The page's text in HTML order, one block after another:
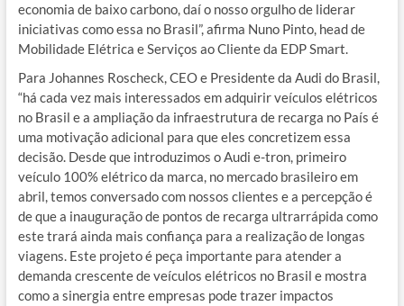
economia de baixo carbono, daí o nosso orgulho de liderar
iniciativas como essa no Brasil”, afirma Nuno Pinto, head de
Mobilidade Elétrica e Serviços ao Cliente da EDP Smart.
Para Johannes Roscheck, CEO e Presidente da Audi do Brasil,
“há cada vez mais interessados em adquirir veículos elétricos
no Brasil e a ampliação da infraestrutura de recarga no País é
uma motivação adicional para que eles concretizem essa
decisão. Desde que introduzimos o Audi e-tron, primeiro
veículo 100% elétrico da marca, no mercado brasileiro em
abril, temos conversado com nossos clientes e a percepção é
de que a inauguração de pontos de recarga ultrarrápida como
este trará ainda mais confiança para a realização de longas
viagens. Este projeto é peça importante para atender a
demanda crescente de veículos elétricos no Brasil e mostra
como a sinergia entre empresas pode trazer impactos